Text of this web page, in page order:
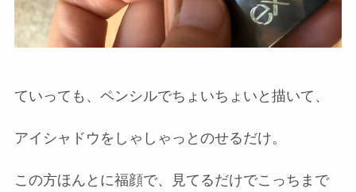
ていっても、ペンシルでちょいちょいと描いて、
アイシャドウをしゃしゃっとのせるだけ。
この方ほんとに福顔で、見てるだけでこっちまで